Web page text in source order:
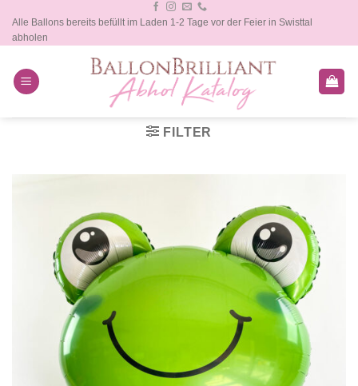
Inhalt
springen
Alle Ballons bereits befüllt im Laden 1-2 Tage vor der Feier in Swisttal
abholen
FILTER